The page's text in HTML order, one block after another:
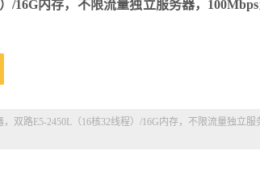
/16G内存，不限流量独立服务器，
双路E5-2450L（16核32线程）/16G内存，不限流量独立服